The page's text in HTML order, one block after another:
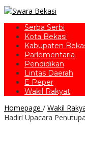
Serba Serbi
Kota Bekasi
Kabupaten
Parlementaria
Pendidikan
Lintas Daerah
E Peper
Wakil Rakyat
Homepage / Wakil
Hadiri Upacara